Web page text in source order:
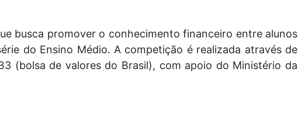
busca promover o conhecimento financeiro entre alunos
do Ensino Médio. A competição é realizada através de
(bolsa de valores do Brasil), com apoio do Ministério da